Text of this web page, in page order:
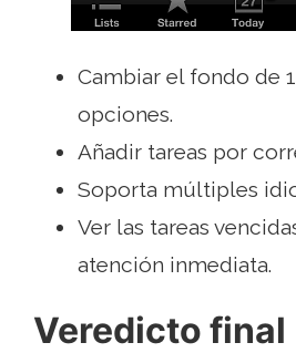
Cambiar el fondo de
opciones.
Añadir tareas por
Soporta múltiples
Ver las tareas
atención inmediata.
Veredicto final